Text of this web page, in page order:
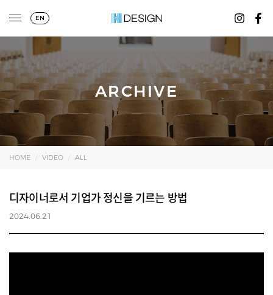
EN
ARCHIVE
HOME VIDEO ALL
디자이너로서 기업가 정신을 기르는 방법
2024.06.21